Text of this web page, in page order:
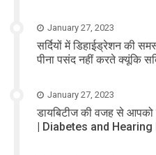
January 27, 2023
सर्दियों में डिहाईड्रेशन की
पीना पसंद नहीं करते क्यूंकि
January 27, 2023
डायबिटीज की वजह से आपको
| Diabetes and Hearing